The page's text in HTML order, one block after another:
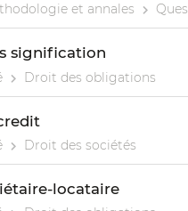
et annales
signification
Droit des obligations
Droit des sociétés
locataire